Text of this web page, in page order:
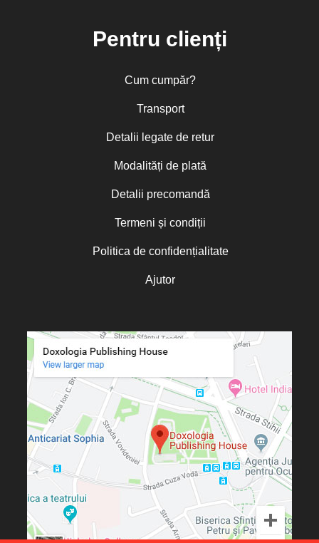
Pentru clienți
Cum cumpăr?
Transport
Detalii legate de retur
Modalități de plată
Detalii precomandă
Termeni și condiții
Politica de confidențialitate
Ajutor